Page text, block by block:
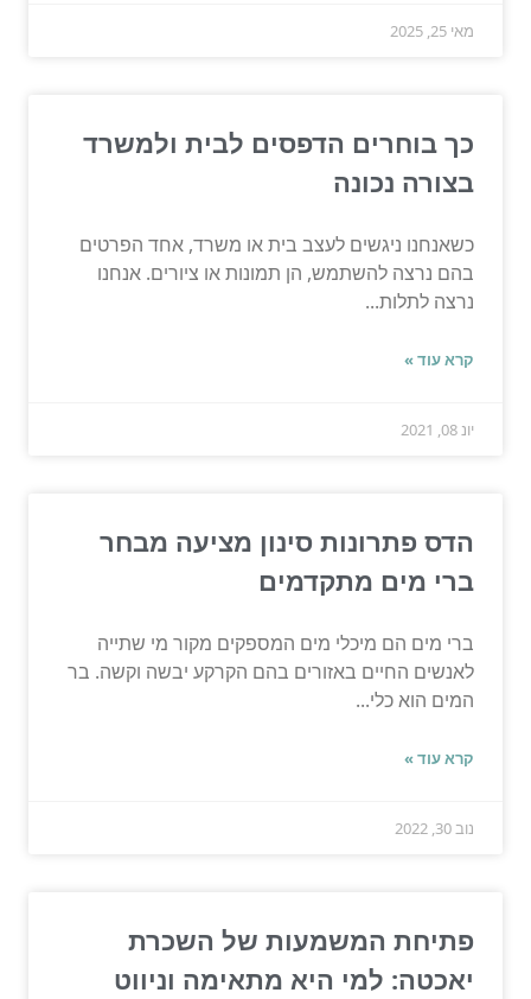
מאי 25, 2025
כך בוחרים הדפסים לבית ולמשרד
בצורה נכונה
כשאנחנו ניגשים לעצב בית או משרד, אחד הפרטים
בהם נרצה להשתמש, הן תמונות או ציורים. אנחנו
נרצה לתלות...
קרא עוד »
יונ 08, 2021
הדס פתרונות סינון מציעה מבחר
ברי מים מתקדמים
ברי מים הם מיכלי מים המספקים מקור מי שתייה
לאנשים החיים באזורים בהם הקרקע יבשה וקשה. בר
המים הוא כלי...
קרא עוד »
נוב 30, 2022
פתיחת המשמעות של השכרת
יאכטה: למי היא מתאימה וניווט